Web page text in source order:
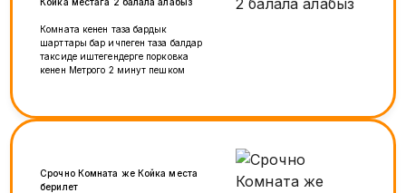
Комната кенен таза бардык
шарттары бар ичпеген таза балдар
таксиде иштегендерге порковка
кенен Метрого 2 минут пешком
Срочно Комната же Койка места
берилет